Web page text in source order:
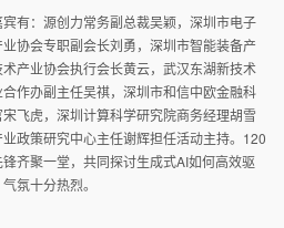
有：源创力常务副总裁吴颖，深圳市电子
协会专职副会长刘勇，深圳市智能装备产
产业协会执行会长黄云，武汉东湖新技术
作办副主任吴祺，深圳市和信中欧金融科
飞虎，深圳计算科学研究院商务经理胡雪
政策研究中心主任谢辉担任活动主持。120
齐聚一堂，共同探讨生成式AI如何高效驱
氛十分热烈。